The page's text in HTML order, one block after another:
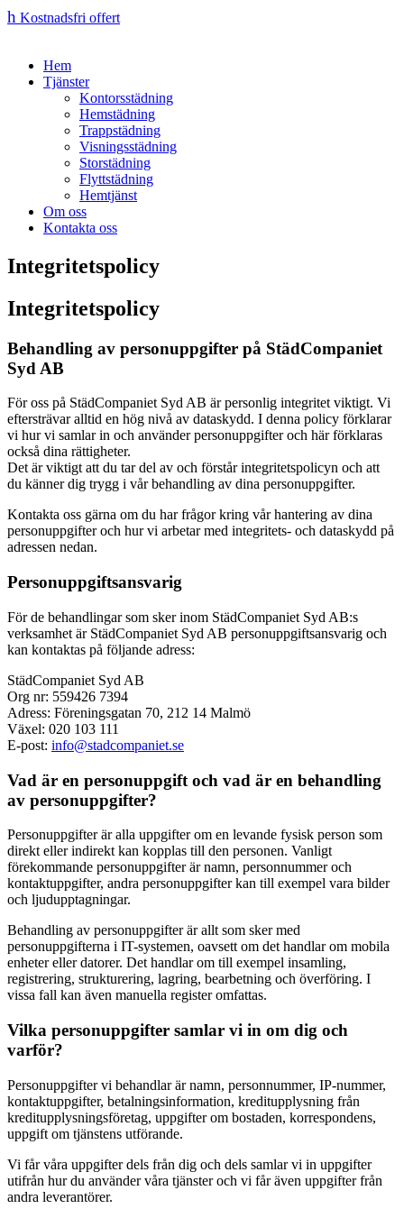
h Kostnadsfri offert
Hem
Tjänster
Kontorsstädning
Hemstädning
Trappstädning
Visningsstädning
Storstädning
Flyttstädning
Hemtjänst
Om oss
Kontakta oss
Integritetspolicy
Integritetspolicy
Behandling av personuppgifter på StädCompaniet
Syd AB
För oss på StädCompaniet Syd AB är personlig integritet viktigt. Vi
eftersträvar alltid en hög nivå av dataskydd. I denna policy förklarar
vi hur vi samlar in och använder personuppgifter och här förklaras
också dina rättigheter.
Det är viktigt att du tar del av och förstår integritetspolicyn och att
du känner dig trygg i vår behandling av dina personuppgifter.
Kontakta oss gärna om du har frågor kring vår hantering av dina
personuppgifter och hur vi arbetar med integritets- och dataskydd på
adressen nedan.
Personuppgiftsansvarig
För de behandlingar som sker inom StädCompaniet Syd AB:s
verksamhet är StädCompaniet Syd AB personuppgiftsansvarig och
kan kontaktas på följande adress:
StädCompaniet Syd AB
Org nr: 559426 7394
Adress: Föreningsgatan 70, 212 14 Malmö
Växel: 020 103 111
E-post: info@stadcompaniet.se
Vad är en personuppgift och vad är en behandling
av personuppgifter?
Personuppgifter är alla uppgifter om en levande fysisk person som
direkt eller indirekt kan kopplas till den personen. Vanligt
förekommande personuppgifter är namn, personnummer och
kontaktuppgifter, andra personuppgifter kan till exempel vara bilder
och ljudupptagningar.
Behandling av personuppgifter är allt som sker med
personuppgifterna i IT-systemen, oavsett om det handlar om mobila
enheter eller datorer. Det handlar om till exempel insamling,
registrering, strukturering, lagring, bearbetning och överföring. I
vissa fall kan även manuella register omfattas.
Vilka personuppgifter samlar vi in om dig och
varför?
Personuppgifter vi behandlar är namn, personnummer, IP-nummer,
kontaktuppgifter, betalningsinformation, kreditupplysning från
kreditupplysningsföretag, uppgifter om bostaden, korrespondens,
uppgift om tjänstens utförande.
Vi får våra uppgifter dels från dig och dels samlar vi in uppgifter
utifrån hur du använder våra tjänster och vi får även uppgifter från
andra leverantörer.